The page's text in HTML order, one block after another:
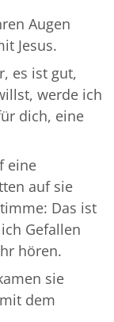
Augen
Jesus.
es ist gut,
werde ich
dich, eine
eine
auf sie
Das ist
Gefallen
hören.
sie
dem